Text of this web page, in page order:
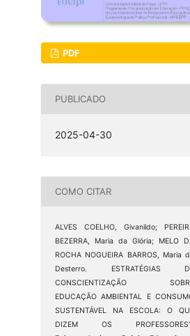
PDF
PUBLICADO
2025-04-30
COMO CITAR
ALVES COELHO, Givanildo;
BEZERRA, Maria da Glória; MELO
ROCHA NOGUEIRA BARROS, Maria
Desterro. ESTRATÉGIAS
CONSCIENTIZAÇÃO
EDUCAÇÃO AMBIENTAL E
SUSTENTÁVEL NA ESCOLA: O
DIZEM OS